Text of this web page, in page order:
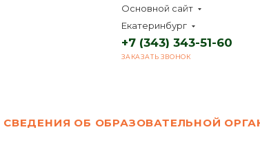
Основной сайт
Екатеринбург
+7 (343) 343-51-60
ЗАКАЗАТЬ ЗВОНОК
СВЕДЕНИЯ ОБ ОБРАЗОВАТЕЛЬНОЙ